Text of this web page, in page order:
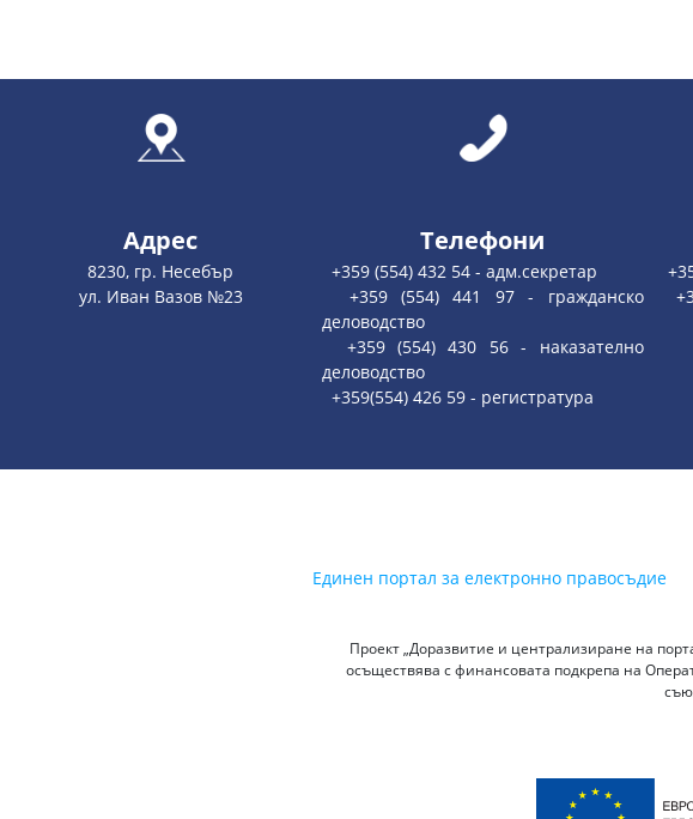
Адрес
8230, гр. Несебър
ул. Иван Вазов №23
Телефони
+359 (554) 432 54 - адм.секретар
+359 (554) 441 97 - гражданско
деловодство
+359 (554) 430 56 - наказателно
деловодство
+359(554) 426 59 - регистратура
Единен портал за електронно правосъдие
Проект „Доразвитие и централизиране на
осъществява с финансовата подкрепа на